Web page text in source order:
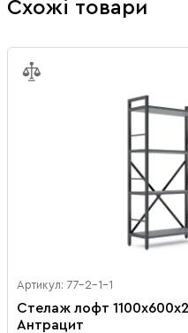
Схожі товари
Артикул: 77-2-1-1
Стелаж лофт
Антрацит